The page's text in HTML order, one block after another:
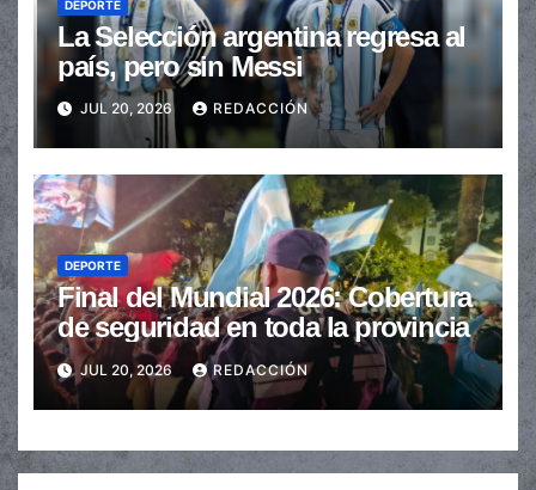
DEPORTE
La Selección argentina regresa al
país, pero sin Messi
JUL 20, 2026 REDACCIÓN
DEPORTE
Final del Mundial 2026: Cobertura
de seguridad en toda la provincia
JUL 20, 2026 REDACCIÓN